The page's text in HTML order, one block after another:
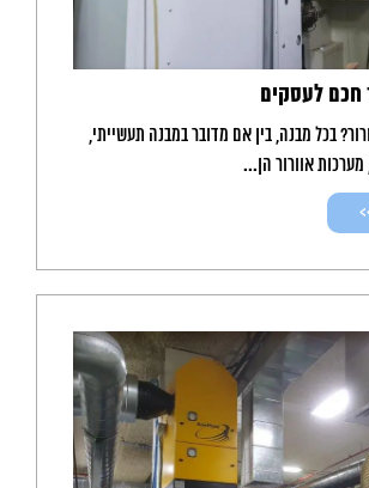
חכם לעסקים
בכל מבנה, בין אם מדובר במבנה תעשייתי,
אוורור הן...